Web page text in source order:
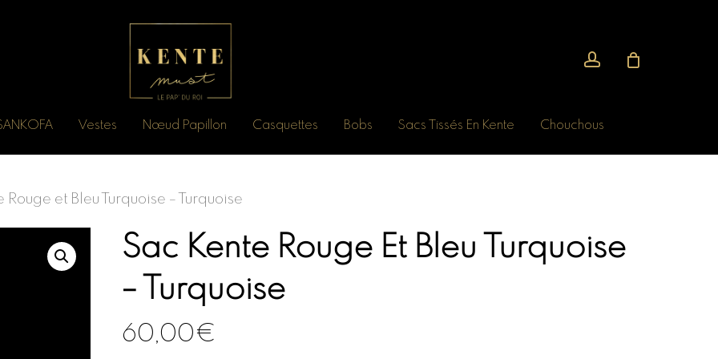
Vestes Nœud Papillon Casquettes Bobs Sacs Tissés En Kente Chouchous
Rouge et Bleu Turquoise – Turquoise
Sac Kente Rouge Et Bleu Turquoise
– Turquoise
60,00€